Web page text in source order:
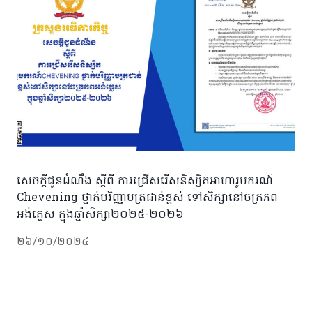
សេចក្ដីជូនដំណឹង ស្ដីពី ការជ្រើសរើសនិស្សិតអាហារូបករណ៍
Chevening ថ្នាក់បរិញ្ញាបត្រជាន់ខ្ពស់ ទៅសិក្សានៅចក្រភព
អង់គ្លេស ក្នុងឆ្នាំសិក្សា២០២៥-២០២៦
២៦/១០/២០២៤